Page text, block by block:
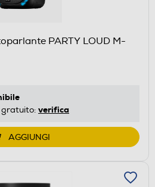
PARTY LOUD M-
gratuito: verifica
AGGIUNGI